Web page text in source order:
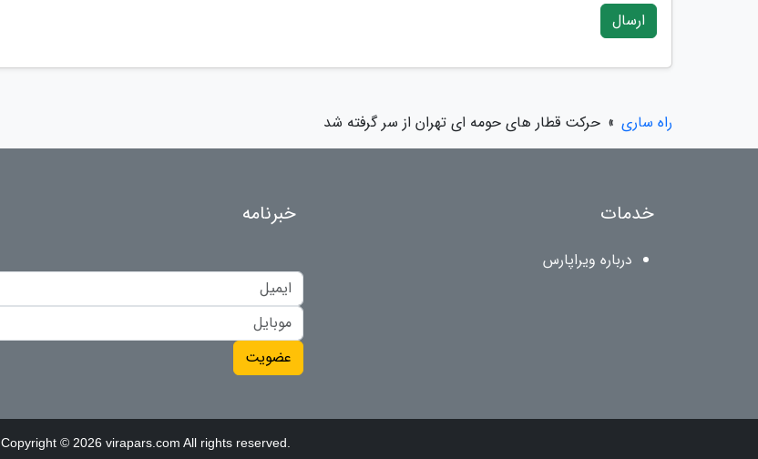
ارسال
راه ساری » حرکت قطار های حومه ای تهران از سر گرفته شد
خدمات
درباره ویراپارس
خبرنامه
عضویت
Copyright © 2026 virapars.com All rights reserved.